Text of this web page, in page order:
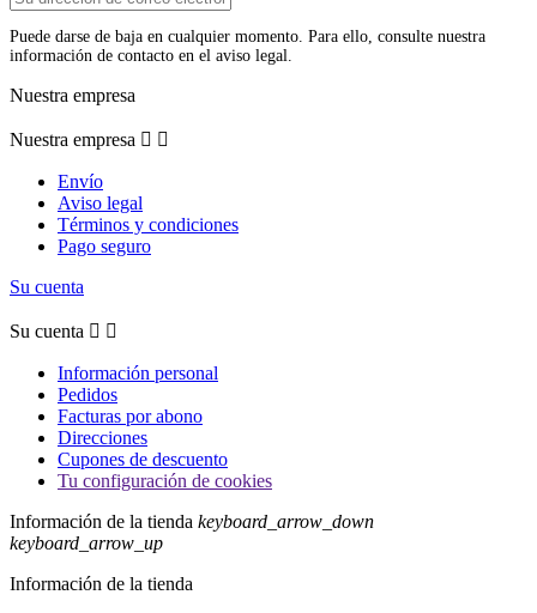
Puede darse de baja en cualquier momento. Para ello, consulte nuestra
información de contacto en el aviso legal.
Nuestra empresa
Nuestra empresa  
Envío
Aviso legal
Términos y condiciones
Pago seguro
Su cuenta
Su cuenta  
Información personal
Pedidos
Facturas por abono
Direcciones
Cupones de descuento
Tu configuración de cookies
Información de la tienda keyboard_arrow_down
keyboard_arrow_up
Información de la tienda